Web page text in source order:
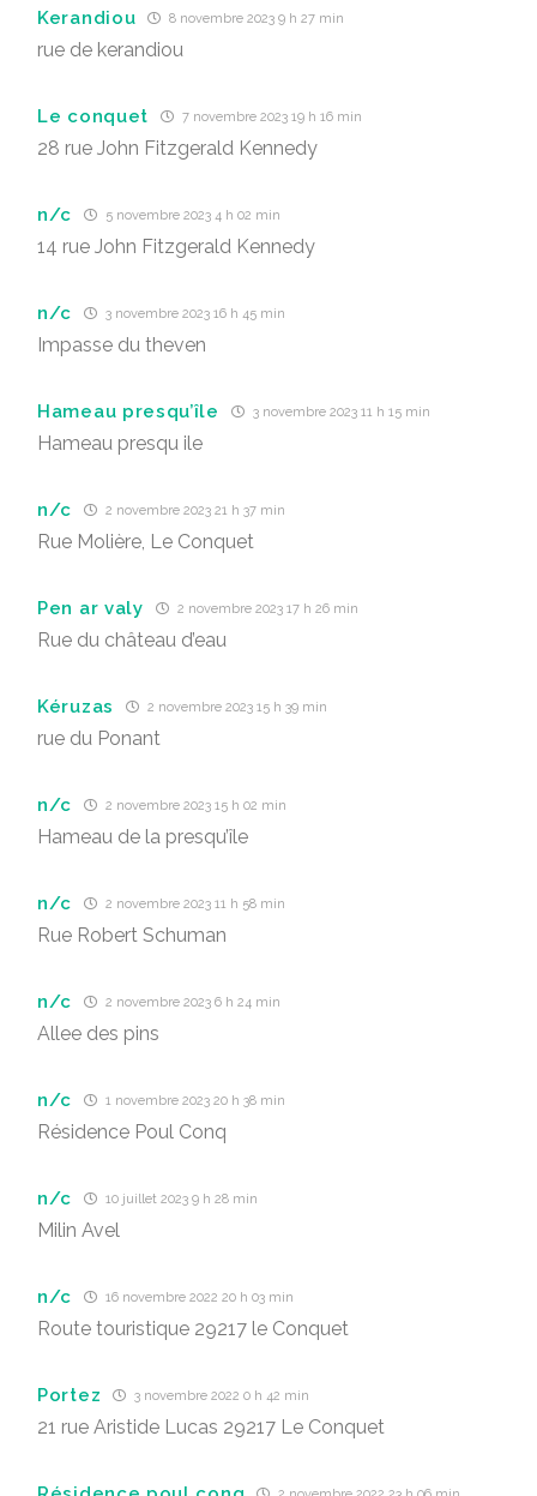
Kerandiou 8 novembre 2023 9 h 27 min
rue de kerandiou
Le conquet 7 novembre 2023 19 h 16 min
28 rue John Fitzgerald Kennedy
n/c 5 novembre 2023 4 h 02 min
14 rue John Fitzgerald Kennedy
n/c 3 novembre 2023 16 h 45 min
Impasse du theven
Hameau presqu’île 3 novembre 2023 11 h 15 min
Hameau presqu ile
n/c 2 novembre 2023 21 h 37 min
Rue Molière, Le Conquet
Pen ar valy 2 novembre 2023 17 h 26 min
Rue du château d’eau
Kéruzas 2 novembre 2023 15 h 39 min
rue du Ponant
n/c 2 novembre 2023 15 h 02 min
Hameau de la presqu’île
n/c 2 novembre 2023 11 h 58 min
Rue Robert Schuman
n/c 2 novembre 2023 6 h 24 min
Allee des pins
n/c 1 novembre 2023 20 h 38 min
Résidence Poul Conq
n/c 10 juillet 2023 9 h 28 min
Milin Avel
n/c 16 novembre 2022 20 h 03 min
Route touristique 29217 le Conquet
Portez 3 novembre 2022 0 h 42 min
21 rue Aristide Lucas 29217 Le Conquet